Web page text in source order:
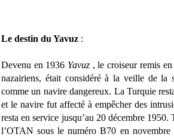
Le destin du Yavuz :
Devenu en 1936 Yavuz , le croiseur remis
nazairiens, était considéré à la veille de la
comme un navire dangereux. La Turquie
et le navire fut affecté à empêcher des
resta en service jusqu’au 20 décembre 1950.
l’OTAN sous le numéro B70 en novembre